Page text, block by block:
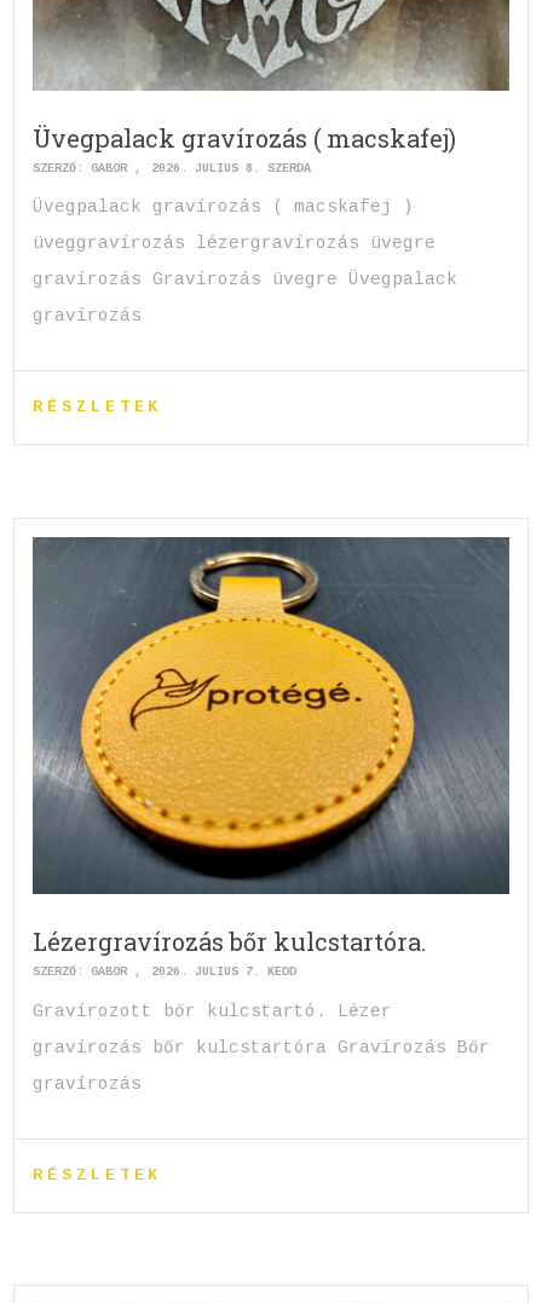
Üvegpalack gravírozás ( macskafej)
SZERZŐ:GABOR 2026. JÚLIUS 8. SZERDA
Üvegpalack gravírozás ( macskafej )
üveggravírozás lézergravírozás üvegre
gravírozás Gravírozás üvegre Üvegpalack
gravírozás
RÉSZLETEK
Lézergravírozás bőr kulcstartóra.
SZERZŐ:GABOR 2026. JÚLIUS 7. KEDD
Gravírozott bőr kulcstartó. Lézer
gravírozás bőr kulcstartóra Gravírozás Bőr
gravírozás
RÉSZLETEK